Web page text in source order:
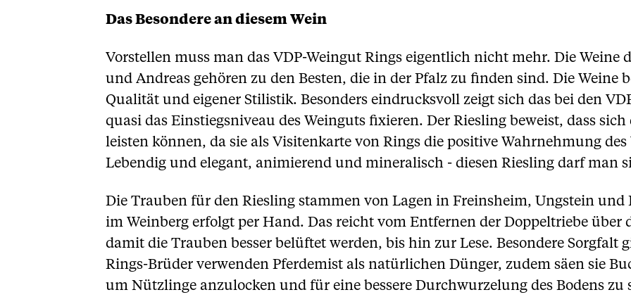
Das Besondere an diesem Wein
Vorstellen muss man das VDP-Weingut Rings eigentlich nicht mehr. Die Weine
und Andreas gehören zu den Besten, die in der Pfalz zu finden sind. Die Weine
Qualität und eigener Stilistik. Besonders eindrucksvoll zeigt sich das bei den
quasi das Einstiegsniveau des Weinguts fixieren. Der Riesling beweist, dass
leisten können, da sie als Visitenkarte von Rings die positive Wahrnehmung
Lebendig und elegant, animierend und mineralisch - diesen Riesling darf man
Die Trauben für den Riesling stammen von Lagen in Freinsheim, Ungstein
im Weinberg erfolgt per Hand. Das reicht vom Entfernen der Doppeltriebe über
damit die Trauben besser belüftet werden, bis hin zur Lese. Besondere Sorgfalt
Rings-Brüder verwenden Pferdemist als natürlichen Dünger, zudem säen sie
um Nützlinge anzulocken und für eine bessere Durchwurzelung des Bodens zu